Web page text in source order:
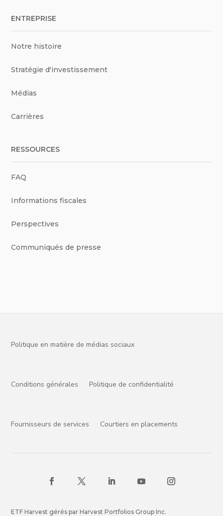
ENTREPRISE
Notre histoire
Stratégie d'investissement
Médias
Carrières
RESSOURCES
FAQ
Informations fiscales
Perspectives
Communiqués de presse
Politique en matière de médias sociaux
Conditions générales Politique de confidentialité
Fournisseurs de services Courtiers en placements
ETF Harvest gérés par Harvest Portfolios Group Inc.